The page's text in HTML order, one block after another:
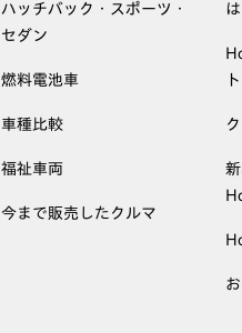
ハッチバック・スポーツ・
セダン
燃料電池車
車種比較
福祉車両
今まで販売したクルマ
ト